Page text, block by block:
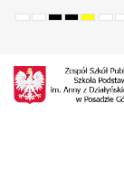
Default
NightHigh
mode
High
mode
High
mode
Set